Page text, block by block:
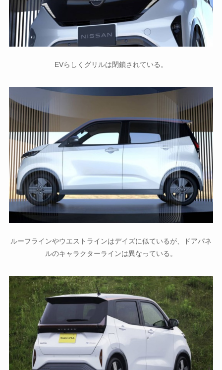
EVらしくグリルは閉鎖されている。
ルーフラインやウエストラインはデイズに似ているが、ドアパネ
ルのキャラクターラインは異なっている。